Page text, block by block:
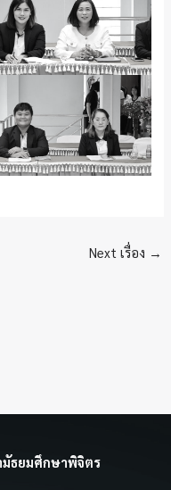
Next เรื่อง →
ธยมศึกษาพิจิตร